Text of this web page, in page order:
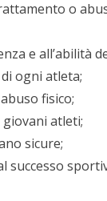
o
e all’abilità
ogni atleta;
fisico;
atleti;
sicure;
successo